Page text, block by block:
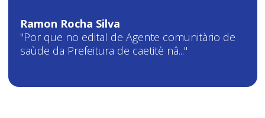
Ramon Rocha Silva
"Por que no edital de Agente comunitàrio de
saùde da Prefeitura de caetitè nâ..."